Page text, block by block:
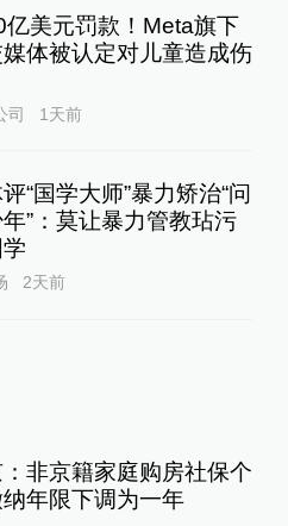
亿美元罚款！Meta旗下
体被认定对儿童造成伤
司 1天前
“国学大师”暴力矫治“问
”：莫让暴力管教玷污
2天前
非京籍家庭购房社保个
年限下调为一年